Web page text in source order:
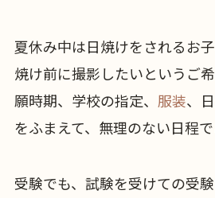
夏休み中は日焼けをされるお
焼け前に撮影したいというご
願時期、学校の指定、 服装、
をふまえて、無理のない日程で
受験でも、試験を受けての受